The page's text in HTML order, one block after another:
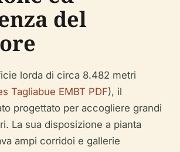
del
lorda di circa 8.482 metri
Tagliabue EMBT PDF), il
progettato per accogliere grandi
La sua disposizione a pianta
ampi corridoi e gallerie